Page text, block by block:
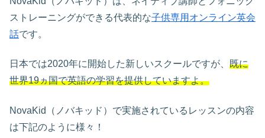
ストレーニングができる代表的な子供専用オンライン英会
話です。
日本では2020年に開始した新しいスクールですが、 既に
世界19ヵ国で英語の学習を提供していますよ。
NovaKid（ノバキッド）で実施されているレッスンの内容
は下記のように様々！